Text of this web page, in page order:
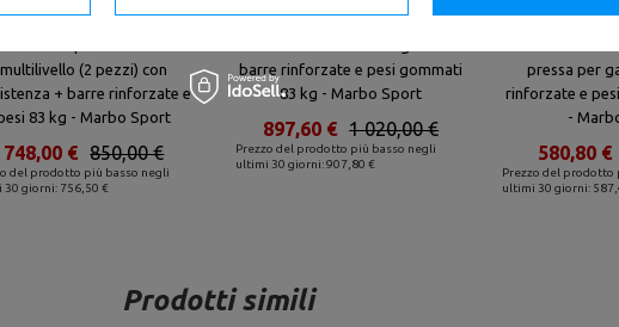
multilivello (2 pezzi) con
+ barre rinforzate e
83 kg - Marbo Sport
del prodotto più basso negli
30 giorni: 756,50 €
850,00 €
748,00 €
barre rinforzate e pesi gommati
83 kg - Marbo Sport
Prezzo del prodotto più basso negli
ultimi 30 giorni: 907,80 €
1 020,00 €
897,60 €
pressa per
rinforzate e
-
Prezzo del prodotto
ultimi 30 giorni:
580,80 €
Prodotti simili